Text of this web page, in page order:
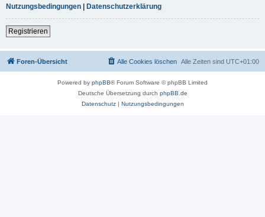
Nutzungsbedingungen | Datenschutzerklärung
Registrieren
Foren-Übersicht Alle Zeiten sind UTC+01:00
Alle Cookies löschen
Powered by phpBB® Forum Software © phpBB Limited
Deutsche Übersetzung durch phpBB.de
Datenschutz| Nutzungsbedingungen